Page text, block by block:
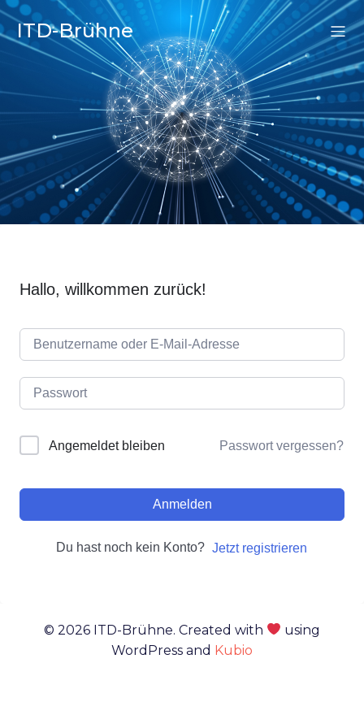
ITD-Brühne
Hallo, willkommen zurück!
Angemeldet bleiben Passwort vergessen?
Anmelden
Du hast noch kein Konto? Jetzt registrieren
© 2026 ITD-Brühne. Created with
using
WordPress and Kubio